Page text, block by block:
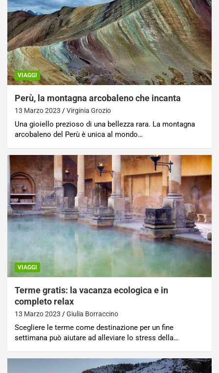
VIAGGI
Perù, la montagna arcobaleno che incanta
13 Marzo 2023 Virginia Grozio
Una gioiello prezioso di una bellezza rara. La montagna
arcobaleno del Perù è unica al mondo…
VIAGGI
Terme gratis: la vacanza ecologica e in
completo relax
13 Marzo 2023 Giulia Borraccino
Scegliere le terme come destinazione per un fine
settimana può aiutare ad alleviare lo stress della…